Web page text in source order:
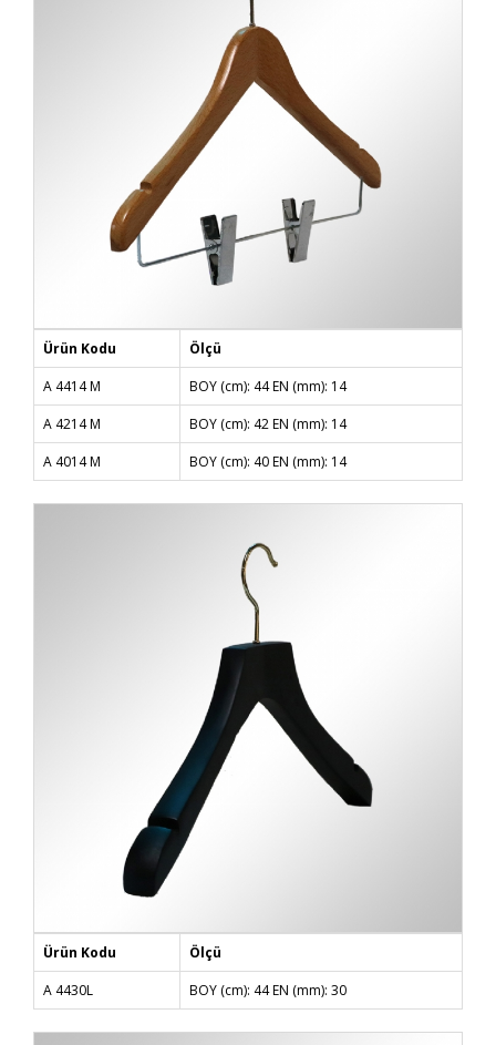
Ürün Kodu
Ölçü
A 4414 M
BOY (cm): 44 EN (mm): 14
A 4214 M
BOY (cm): 42 EN (mm): 14
A 4014 M
BOY (cm): 40 EN (mm): 14
Ürün Kodu
Ölçü
A 4430L
BOY (cm): 44 EN (mm): 30